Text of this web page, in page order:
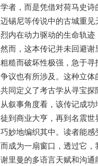
学者，而是凭借对荷马史诗
迈锡尼等传说中的古城重
烈内在动力驱动的生命轨迹
然而，这本传记并未回避
粗糙而破坏性极强，急于
争议也有所涉及。这种立
共同定义了考古学从寻宝探
从叙事角度看，该传记成
徒到商业大亨，再到名震
巧妙地编织其中。读者能
而成为一扇窗口，透过它，
谢里曼的多语言天赋和沟